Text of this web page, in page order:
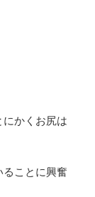
かくお尻は
ることに興奮